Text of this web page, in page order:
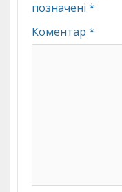
позначені *
Коментар *